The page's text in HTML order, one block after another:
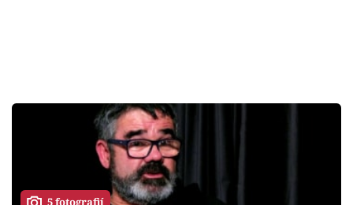
5 fotografií